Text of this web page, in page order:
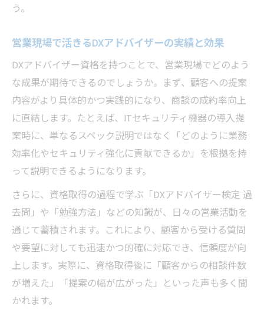
難しさ
営業現場で役立つDXアドバイザー検定の特
徴と対策
営業でも合格しやすいDXアドバイザー検定
の勉強法
DXアドバイザーと推進アドバイザーの違いを解
説
営業で使い分けるDXアドバイザーと推進ア
ドバイザー
営業視点で見るDXアドバイザーと推進アド
バイザーの役割
営業に有利なDX推進アドバイザーとDXアド
バイザーの違い
営業活動における資格選びと各アドバイザ
う。
営業現場で活きるDXアドバイザーの実績と効果
DXアドバイザー資格を持つことで、営業現場でどのよう
な成果が期待できるのでしょうか。まず、顧客への提案
内容がより具体的かつ実践的になり、商談の成約率向上
に直結します。たとえば、ITセキュリティ機器の導入提
案時に、単なるスペック説明ではなく「どのように業務
効率化やセキュリティ強化に貢献できるか」を根拠を持
って説明できるようになります。
さらに、資格取得の過程で学ぶ「DXアドバイザー検定 過
去問」や「勉強方法」などの知識が、日々の営業活動を
通じて蓄積されます。これにより、顧客から受ける質問
や要望に対しても迅速かつ的確に対応でき、信頼度が向
上します。実際に、資格取得後に「顧客からの相談件数
が増えた」「提案の幅が広がった」といった声も多く聞
かれます。